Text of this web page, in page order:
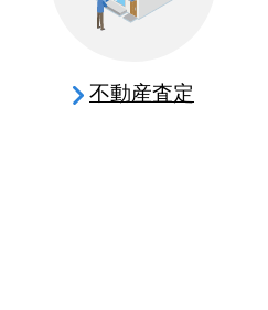
不動産査定